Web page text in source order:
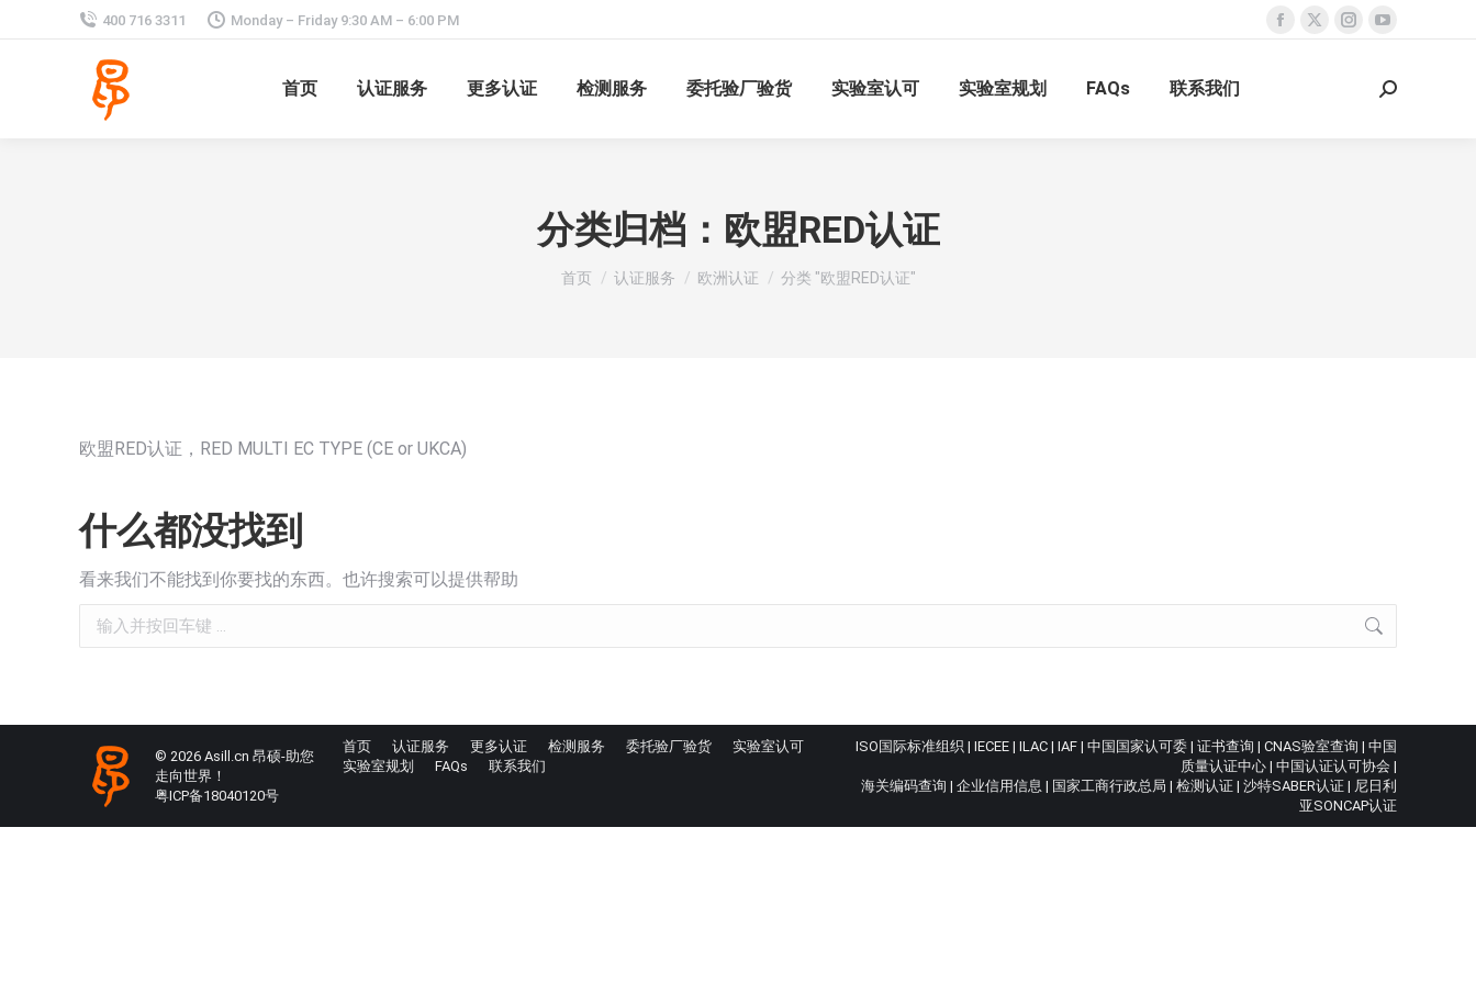
400 716 3311 Monday – Friday 9:30 AM – 6:00 PM
Facebook
X
Instagram
opens
YouTube
opens
首页 认证服务 更多认证 检测服务 委托验厂验货 实验室认可 实验室规划 FAQs 联系我们 Search:
分类归档： 欧盟RED认证
您在这里：
首页 认证服务 欧洲认证 分类 "欧盟RED认证"
欧盟RED认证，RED MULTI EC TYPE (CE or UKCA)
什么都没找到
看来我们不能找到你要找的东西。也许搜索可以提供帮助
Search:
© 2026 Asill.cn 昂硕-助您
走向世界！
粤ICP备18040120号
首页 认证服务 更多认证 检测服务 委托验厂验货
实验室认可
实验室规划
FAQs 联系我们
ISO国际标准组织 | IECEE | ILAC | IAF | 中国国家认可委 | 证书查询 | CNAS验室查询 | 中国
质量认证中心 | 中国认证认可协会 |
海关编码查询 | 企业信用信息 | 国家工商行政总局 | 检测认证 | 沙特SABER认证 | 尼日利
亚SONCAP认证